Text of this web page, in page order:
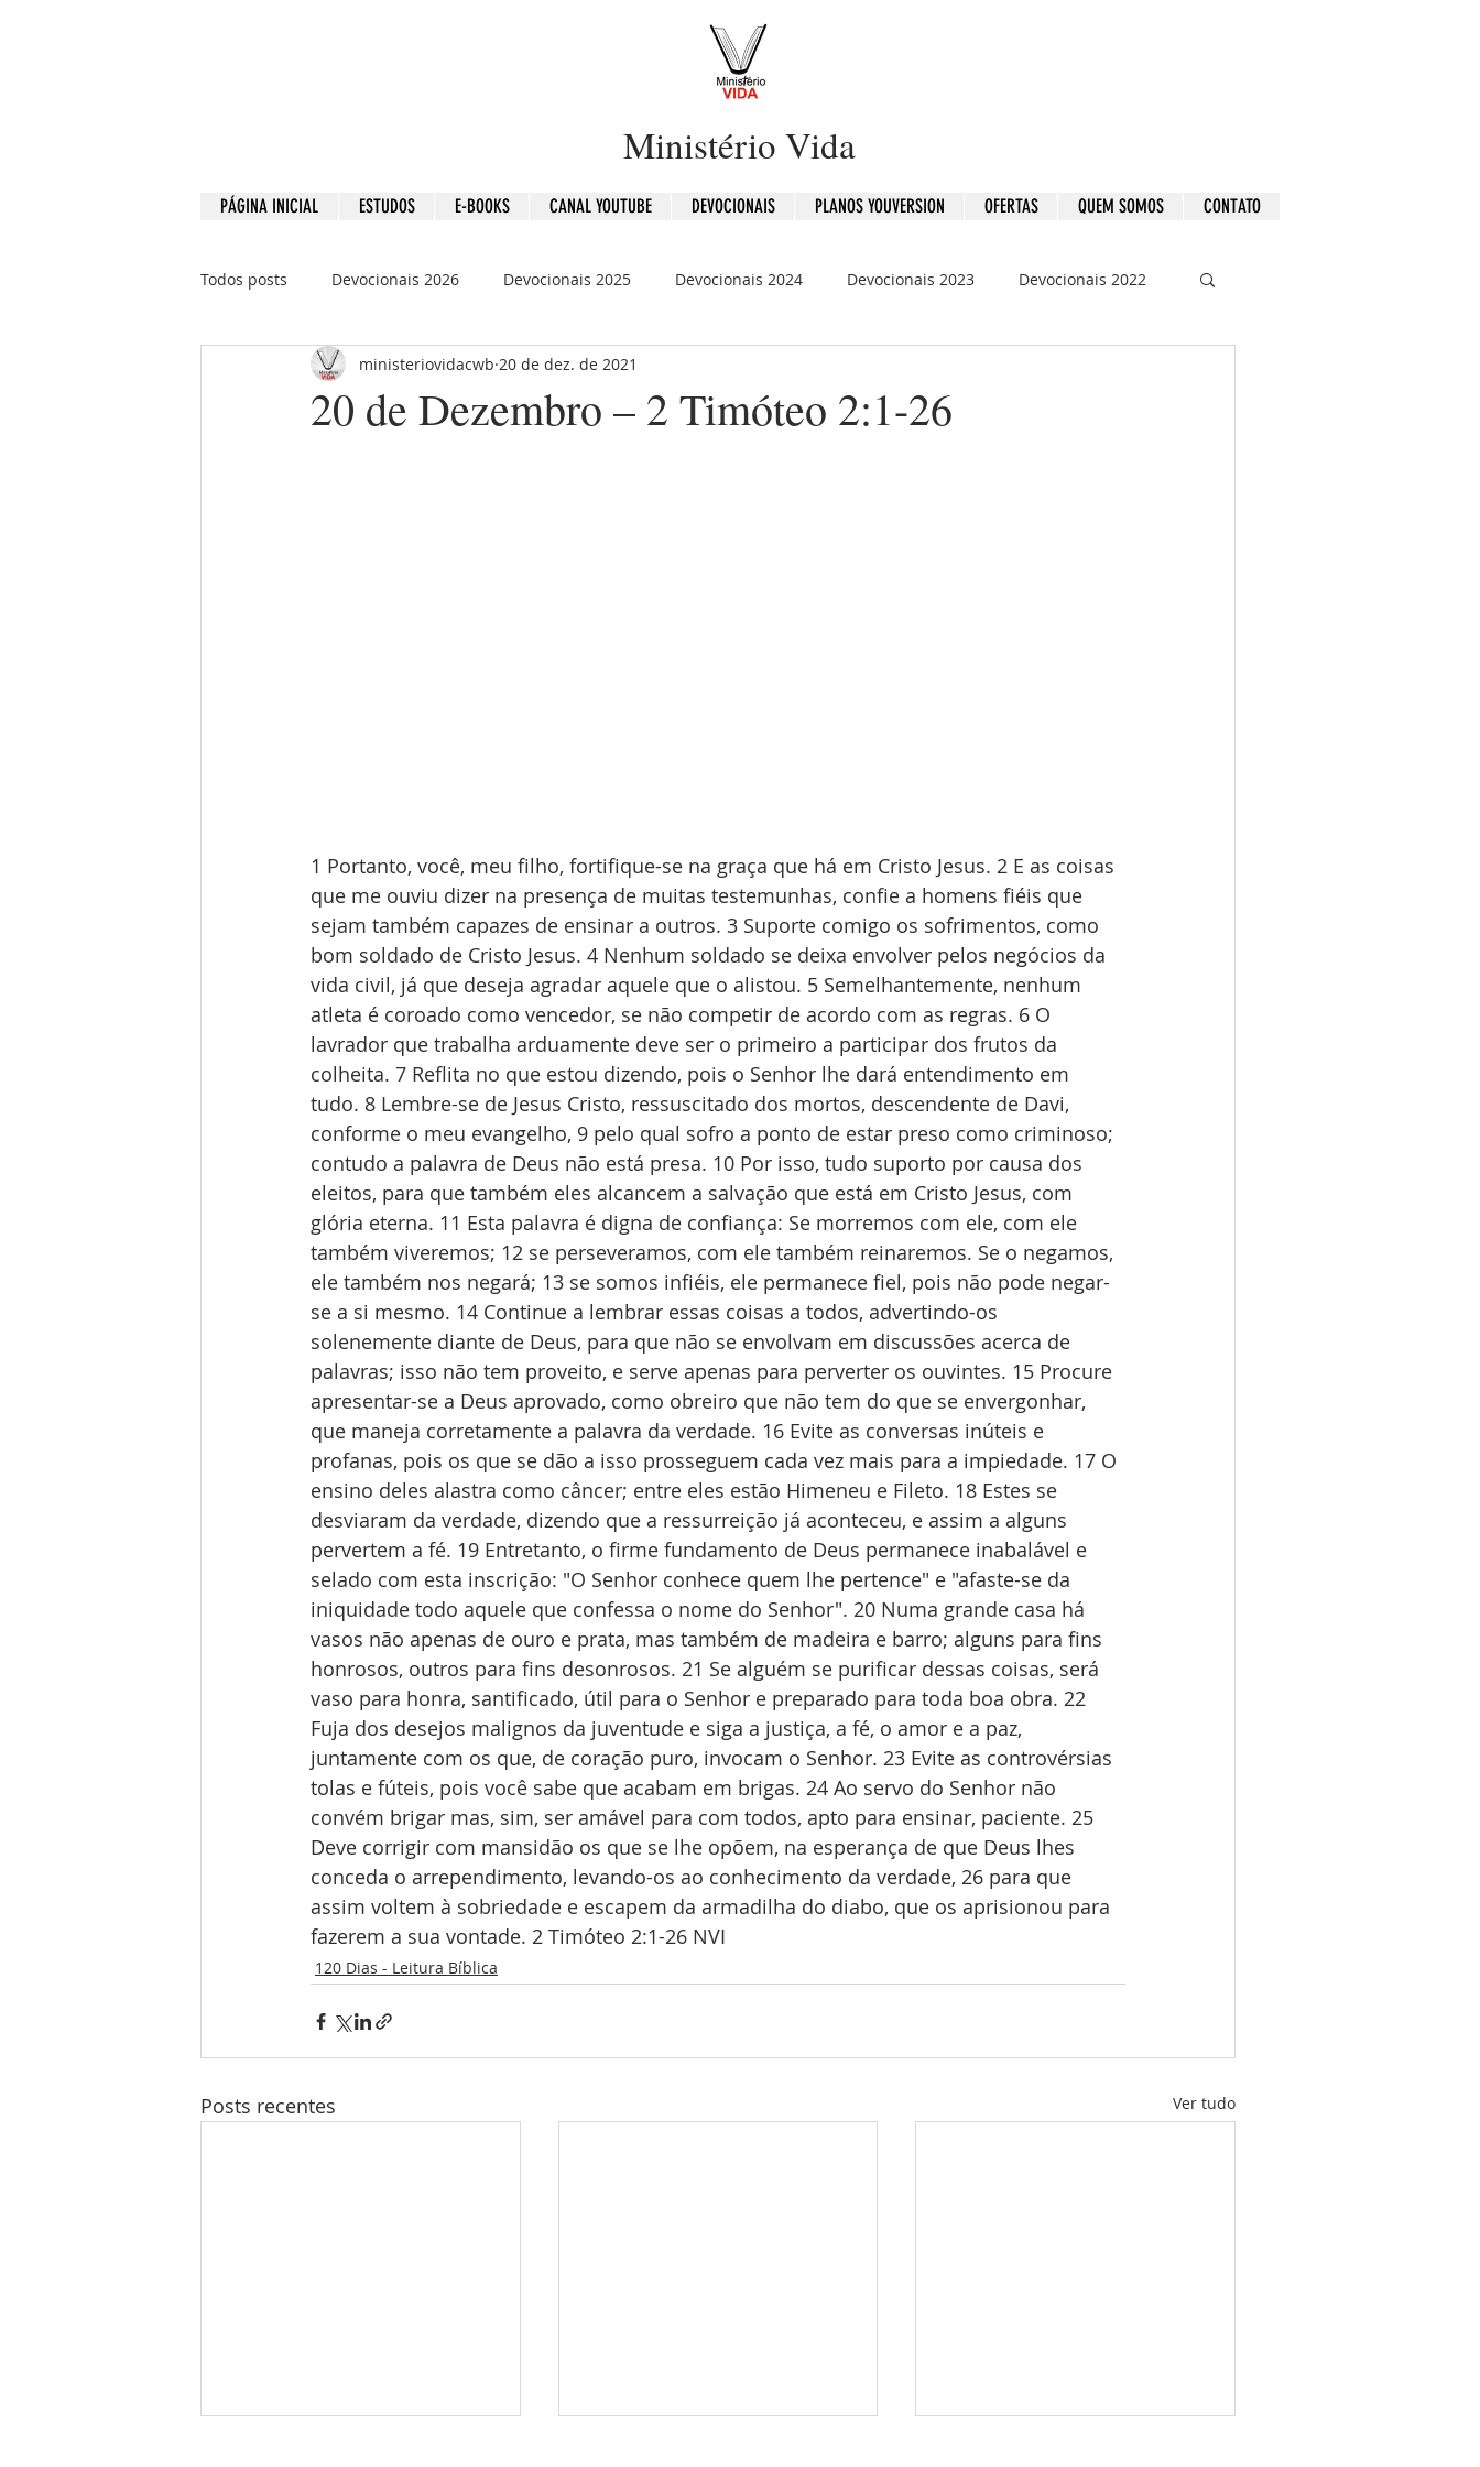
Ministério Vida
PÁGINA INICIAL ESTUDOS E-BOOKS CANAL YOUTUBE DEVOCIONAIS PLANOS YOUVERSION OFERTAS QUEM SOMOS CONTATO
Todos posts Devocionais 2026 Devocionais 2025 Devocionais 2024 Devocionais 2023 Devocionais 2022
Devocionais 2021 Devocionais 2020 120 Dias - Leitura Bíblica
20 de Dezembro – 2 Timóteo 2:1-26
ministeriovidacwb 20 de dez. de 2021
1 Portanto, você, meu filho, fortifique-se na graça que há em Cristo Jesus. 2 E as coisas
que me ouviu dizer na presença de muitas testemunhas, confie a homens fiéis que
sejam também capazes de ensinar a outros. 3 Suporte comigo os sofrimentos, como
bom soldado de Cristo Jesus. 4 Nenhum soldado se deixa envolver pelos negócios da
vida civil, já que deseja agradar aquele que o alistou. 5 Semelhantemente, nenhum
atleta é coroado como vencedor, se não competir de acordo com as regras. 6 O
lavrador que trabalha arduamente deve ser o primeiro a participar dos frutos da
colheita. 7 Reflita no que estou dizendo, pois o Senhor lhe dará entendimento em
tudo. 8 Lembre-se de Jesus Cristo, ressuscitado dos mortos, descendente de Davi,
conforme o meu evangelho, 9 pelo qual sofro a ponto de estar preso como criminoso;
contudo a palavra de Deus não está presa. 10 Por isso, tudo suporto por causa dos
eleitos, para que também eles alcancem a salvação que está em Cristo Jesus, com
glória eterna. 11 Esta palavra é digna de confiança: Se morremos com ele, com ele
também viveremos; 12 se perseveramos, com ele também reinaremos. Se o negamos,
ele também nos negará; 13 se somos infiéis, ele permanece fiel, pois não pode negar-
se a si mesmo. 14 Continue a lembrar essas coisas a todos, advertindo-os
solenemente diante de Deus, para que não se envolvam em discussões acerca de
palavras; isso não tem proveito, e serve apenas para perverter os ouvintes. 15 Procure
apresentar-se a Deus aprovado, como obreiro que não tem do que se envergonhar,
que maneja corretamente a palavra da verdade. 16 Evite as conversas inúteis e
profanas, pois os que se dão a isso prosseguem cada vez mais para a impiedade. 17 O
ensino deles alastra como câncer; entre eles estão Himeneu e Fileto. 18 Estes se
desviaram da verdade, dizendo que a ressurreição já aconteceu, e assim a alguns
pervertem a fé. 19 Entretanto, o firme fundamento de Deus permanece inabalável e
selado com esta inscrição: "O Senhor conhece quem lhe pertence" e "afaste-se da
iniquidade todo aquele que confessa o nome do Senhor". 20 Numa grande casa há
vasos não apenas de ouro e prata, mas também de madeira e barro; alguns para fins
honrosos, outros para fins desonrosos. 21 Se alguém se purificar dessas coisas, será
vaso para honra, santificado, útil para o Senhor e preparado para toda boa obra. 22
Fuja dos desejos malignos da juventude e siga a justiça, a fé, o amor e a paz,
juntamente com os que, de coração puro, invocam o Senhor. 23 Evite as controvérsias
tolas e fúteis, pois você sabe que acabam em brigas. 24 Ao servo do Senhor não
convém brigar mas, sim, ser amável para com todos, apto para ensinar, paciente. 25
Deve corrigir com mansidão os que se lhe opõem, na esperança de que Deus lhes
conceda o arrependimento, levando-os ao conhecimento da verdade, 26 para que
assim voltem à sobriedade e escapem da armadilha do diabo, que os aprisionou para
fazerem a sua vontade. 2 Timóteo 2:1-26 NVI
120 Dias - Leitura Bíblica
Posts recentes Ver tudo